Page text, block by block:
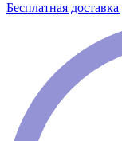
Бесплатная